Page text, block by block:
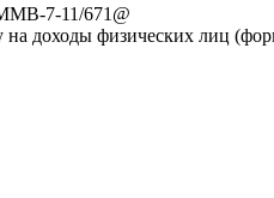
7-11/671@
доходы физических лиц